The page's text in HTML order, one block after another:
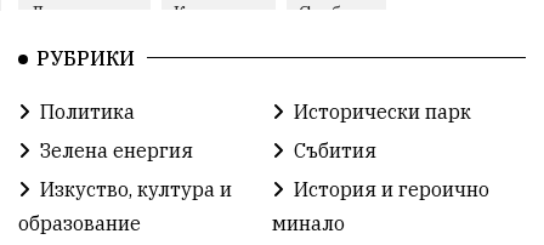
Литература Корупция Свобода
Справедливост
Събития Здраве Безводие
Безводие Война на пътя
#СилаНаНарода контрапротести
РУБРИКИ
Политика
Исторически парк
Зелена енергия
Събития
Изкуство, култура и
образование
История и героично
минало